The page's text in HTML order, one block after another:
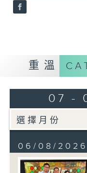
重溫
07 -
06/08/2026